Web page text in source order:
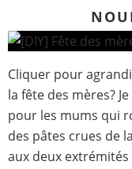
Cliquer pour
la fête des mères?
pour les mums qui
des pâtes crues de
aux deux extrémités